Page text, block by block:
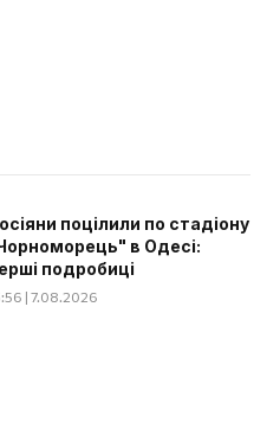
поцілили по стадіону
в Одесі:
подробиці
| 7.08.2026